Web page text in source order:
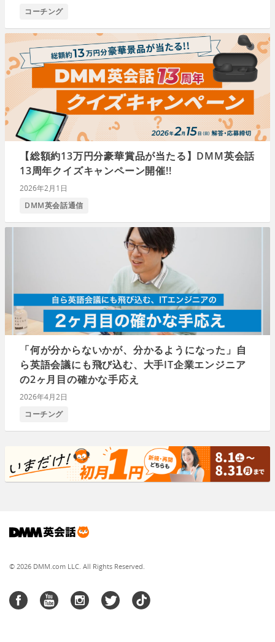
コーチング
【総額約13万円分豪華賞品が当たる】DMM英会話
13周年クイズキャンペーン開催!!
2026年2月1日
DMM英会話通信
「何が分からないかが、分かるようになった」自
ら英語会議にも飛び込む、大手IT企業エンジニア
の2ヶ月目の確かな手応え
2026年4月2日
コーチング
© 2026 DMM.com LLC. All Rights Reserved.